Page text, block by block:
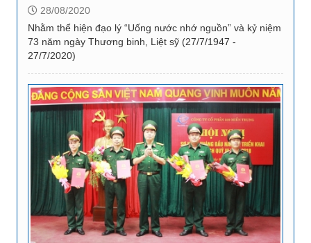
binh, Liệt sỹ (27/7/1947 - 27/7/2020)
28/08/2020
Nhằm thể hiện đạo lý “Uống nước nhớ nguồn” và kỷ niệm
73 năm ngày Thương binh, Liệt sỹ (27/7/1947 -
27/7/2020)